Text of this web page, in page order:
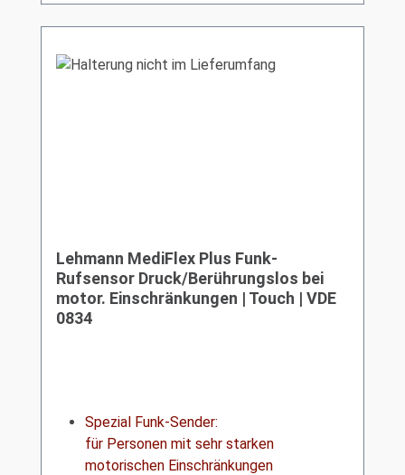
Lehmann MediFlex Plus Funk-
Rufsensor Druck/Berührungslos bei
motor. Einschränkungen | Touch | VDE
0834
Spezial Funk-Sender:
für Personen mit sehr starken
motorischen Einschränkungen